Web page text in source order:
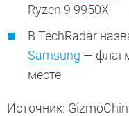
Ryzen 9 9950X
В TechRadar
Samsung —
месте
Источник: